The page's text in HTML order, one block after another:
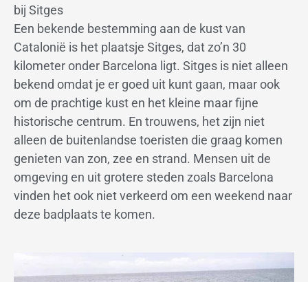
bij Sitges
Een bekende bestemming aan de kust van
Catalonië is het plaatsje Sitges, dat zo’n 30
kilometer onder Barcelona ligt. Sitges is niet alleen
bekend omdat je er goed uit kunt gaan, maar ook
om de prachtige kust en het kleine maar fijne
historische centrum. En trouwens, het zijn niet
alleen de buitenlandse toeristen die graag komen
genieten van zon, zee en strand. Mensen uit de
omgeving en uit grotere steden zoals Barcelona
vinden het ook niet verkeerd om een weekend naar
deze badplaats te komen.